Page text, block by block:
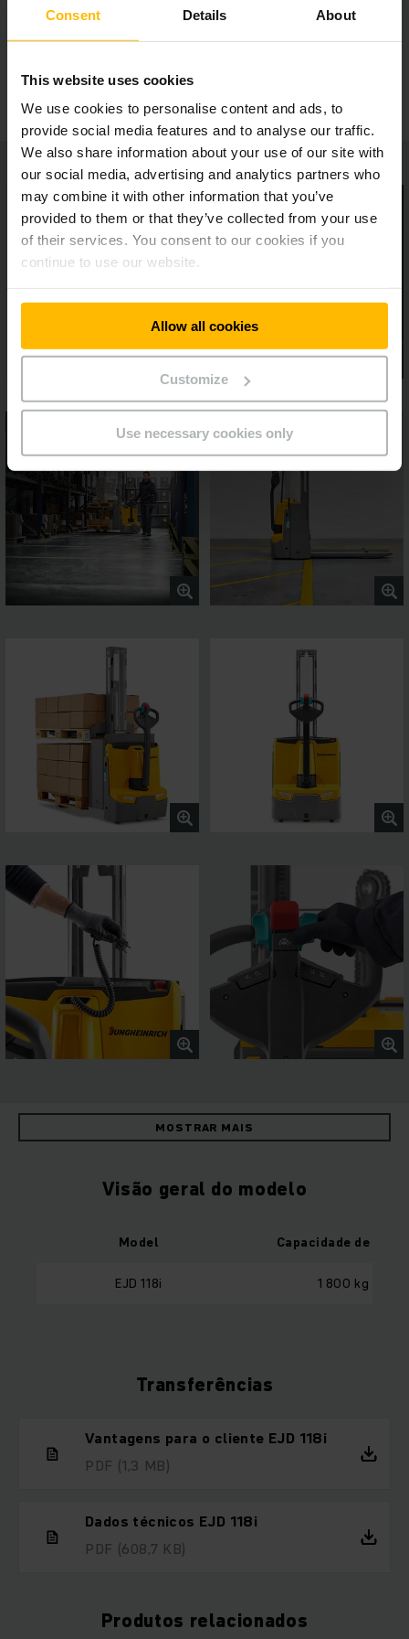
Consent Details About
This website uses cookies
We use cookies to personalise content and ads, to
provide social media features and to analyse our traffic.
We also share information about your use of our site with
our social media, advertising and analytics partners who
may combine it with other information that you’ve
provided to them or that they’ve collected from your use
of their services. You consent to our cookies if you
continue to use our website.
Allow all cookies
Customize
Use necessary cookies only
Trabalho seguro nos espaços mais apertados
Estabilidade máxima durante a condução
MOSTRAR MAIS
Visão geral do modelo
Model Capacidade de
EJD 118i 1 800 kg
Transferências
Vantagens para o cliente EJD 118i
PDF (1,3 MB)
Dados técnicos EJD 118i
PDF (608,7 KB)
Produtos relacionados